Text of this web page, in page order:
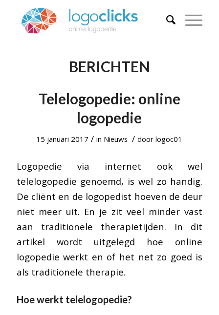
BERICHTEN
Telelogopedie: online
logopedie
15 januari 2017 / in Nieuws / doorlogoc01
Logopedie via internet ook wel
telelogopedie genoemd, is wel zo handig.
De cliënt en de logopedist hoeven de deur
niet meer uit. En je zit veel minder vast
aan traditionele therapietijden. In dit
artikel wordt uitgelegd hoe online
logopedie werkt en of het net zo goed is
als traditionele therapie.
Hoe werkt telelogopedie?